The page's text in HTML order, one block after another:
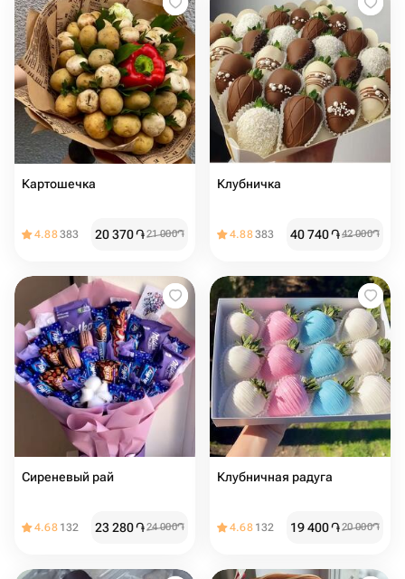
Картошечка
4.88383 20 370֏21 000֏
Клубничка
4.88383 40 740֏42 000֏
Сиреневый рай
4.68 132 23 280֏24 000֏
Клубничная радуга
4.68 132 19 400֏20 000֏